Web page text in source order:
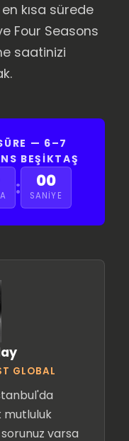
kısa sürede
Four Seasons
saatinizi
— 6–7
BEŞIKTAŞ
: 00
SANIYE
GLOBAL
mutluluk
varsa